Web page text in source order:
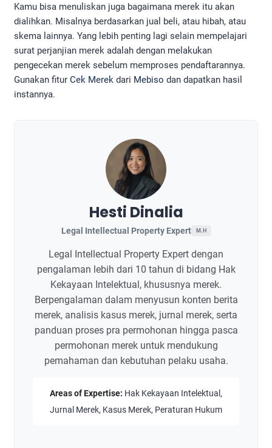
Kamu bisa menuliskan juga bagaimana merek itu akan
dialihkan. Misalnya berdasarkan jual beli, atau hibah, atau
skema lainnya. Yang lebih penting lagi selain mempelajari
surat perjanjian merek adalah dengan melakukan
pengecekan merek sebelum memproses pendaftarannya.
Gunakan fitur Cek Merek dari Mebiso dan dapatkan hasil
instannya.
Hesti Dinalia
Legal Intellectual Property Expert M.H
Legal Intellectual Property Expert dengan
pengalaman lebih dari 10 tahun di bidang Hak
Kekayaan Intelektual, khususnya merek.
Berpengalaman dalam menyusun konten berita
merek, analisis kasus merek, jurnal merek, serta
panduan proses pra permohonan hingga pasca
permohonan merek untuk mendukung
pemahaman dan kebutuhan pelaku usaha.
Areas of Expertise: Hak Kekayaan Intelektual,
Jurnal Merek, Kasus Merek, Peraturan Hukum